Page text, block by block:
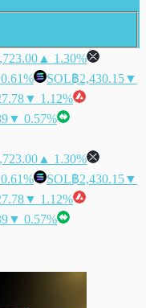
▲ 1.30%
SOL฿2,430.15▼
▼ 1.12%
▼ 0.57%
▲ 1.30%
SOL฿2,430.15▼
▼ 1.12%
▼ 0.57%